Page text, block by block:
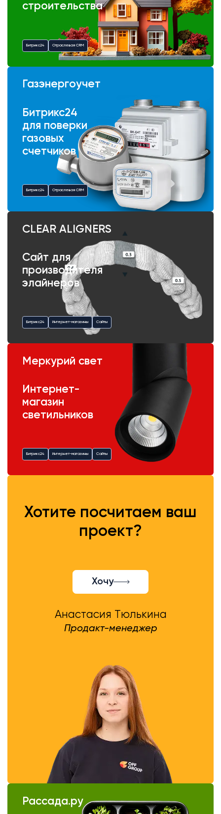
строительства
Битрикс24 Отраслевая CRM
Газэнергоучет
Битрикс24
для поверки
газовых
счетчиков
Битрикс24 Отраслевая CRM
CLEAR ALIGNERS
Сайт для
производителя
элайнеров
Битрикс24 Интернет-магазины Сайты
Меркурий свет
Интернет-
магазин
светильников
Битрикс24 Интернет-магазины Сайты
Хотите посчитаем ваш
проект?
Хочу
Анастасия Тюлькина
Продакт-менеджер
Рассада.ру